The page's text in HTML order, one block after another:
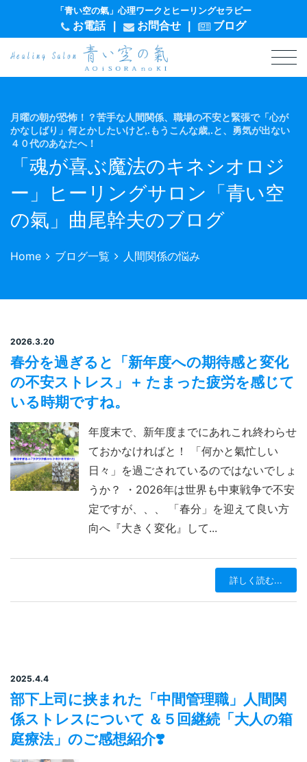
「青い空の氣」心理ワークとヒーリングセラピー
お電話 お問合せ ブログ
月曜の朝が恐怖！？苦手な人間関係、職場の不安と緊張で「心が
かなしばり」何とかしたいけど,.もうこんな歳,.と、勇気が出ない
４０代のあなたへ！
「魂が喜ぶ魔法のキネシオロジ
ー」ヒーリングサロン「青い空
の氣」曲尾幹夫のブログ
Home ブログ一覧 人間関係の悩み
2026.3.20
春分を過ぎると「新年度への期待感と変化
の不安ストレス」＋ たまった疲労を感じて
いる時期ですね。
年度末で、新年度までにあれこれ終わらせ
ておかなければと！ 「何かと氣忙しい
日々」を過ごされているのではないでしょ
うか？ ・2026年は世界も中東戦争で不安
定ですが、、、 「春分」を迎えて良い方
向へ『大きく変化』して...
詳しく読む...
2025.4.4
部下上司に挟まれた「中間管理職」人間関
係ストレスについて ＆５回継続「大人の箱
庭療法」のご感想紹介❣️